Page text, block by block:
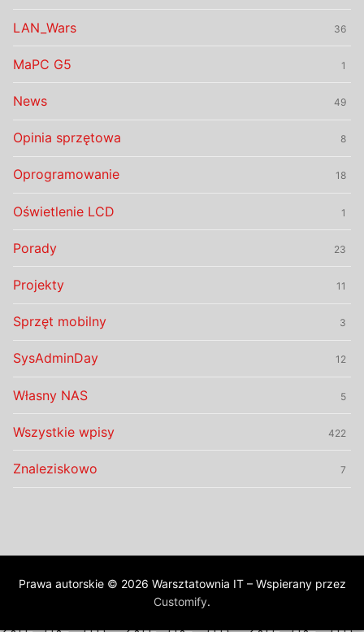
LAN_Wars 36
MaPC G5 1
News 49
Opinia sprzętowa 8
Oprogramowanie 18
Oświetlenie LCD 1
Porady 23
Projekty 11
Sprzęt mobilny 3
SysAdminDay 12
Własny NAS 5
Wszystkie wpisy 422
Znaleziskowo 7
Prawa autorskie © 2026 Warsztatownia IT – Wspierany przez
Customify.